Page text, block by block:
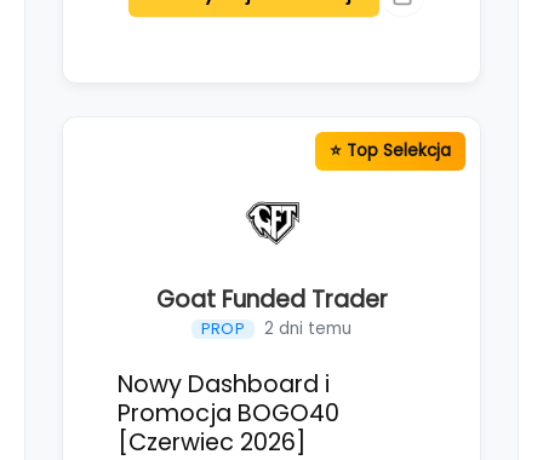
Goat Funded Trader
PROP 2 dni temu
Nowy Dashboard i
Promocja BOGO40
[Czerwiec 2026]